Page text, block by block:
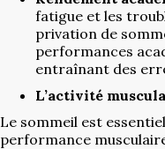
fatigue et les
privation de
performances
entraînant des
L’activité
Le sommeil est
performance